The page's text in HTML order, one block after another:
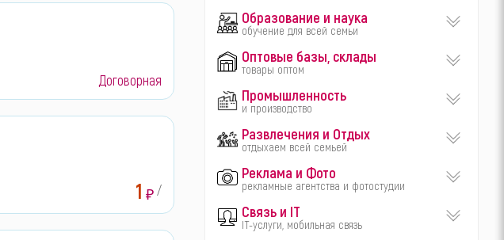
Договорная
1 ₽ /
Образование и наука
обучение для всей семьи
Оптовые базы, склады
товары оптом
Промышленность
и производство
Развлечения и Отдых
отдыхаем всей семьей
Реклама и Фото
рекламные агентства и фотостудии
Связь и IT
IT-услуги, мобильная связь